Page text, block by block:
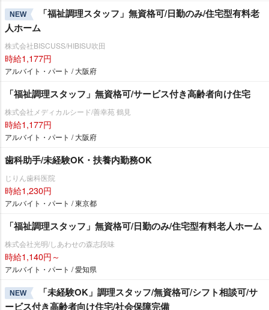
NEW
「福祉調理スタッフ」無資格可/日勤のみ/住宅型有料老
人ホーム
株式会社BISCUSS/HIBISU吹田
時給1,177円
アルバイト・パート / 大阪府
「福祉調理スタッフ」無資格可/サービス付き高齢者向け住宅
株式会社メディカルシード/善幸苑 鶴見
時給1,177円
アルバイト・パート / 大阪府
歯科助手/未経験OK・扶養内勤務OK
じりん歯科医院
時給1,230円
アルバイト・パート / 東京都
「福祉調理スタッフ」無資格可/日勤のみ/住宅型有料老人ホーム
株式会社光明/しあわせの森志段味
時給1,140円～
アルバイト・パート / 愛知県
NEW
「未経験OK」調理スタッフ/無資格可/シフト相談可/サ
ービス付き高齢者向け住宅/社会保障完備